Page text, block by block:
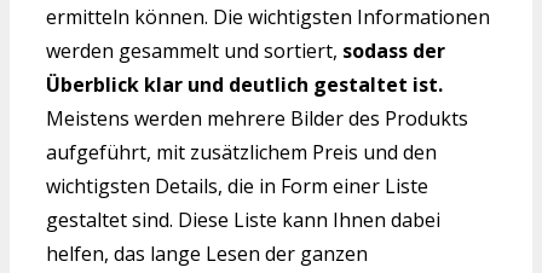
ermitteln können. Die wichtigsten Informationen
werden gesammelt und sortiert, sodass der
Überblick klar und deutlich gestaltet ist.
Meistens werden mehrere Bilder des Produkts
aufgeführt, mit zusätzlichem Preis und den
wichtigsten Details, die in Form einer Liste
gestaltet sind. Diese Liste kann Ihnen dabei
helfen, das lange Lesen der ganzen